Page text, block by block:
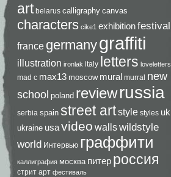
art belarus calligraphy canvas
characters cike1 exhibitionfestival
france germanygraffiti
illustration ironlak italy letters loveletters
mad c max13 moscow mural murral new
school poland reviewrussia
serbia spain street artstyle styles uk
ukraine usavideo wallswildstyle
world Интервью граффити
каллиграфия москва питер россия
стрит арт фестиваль